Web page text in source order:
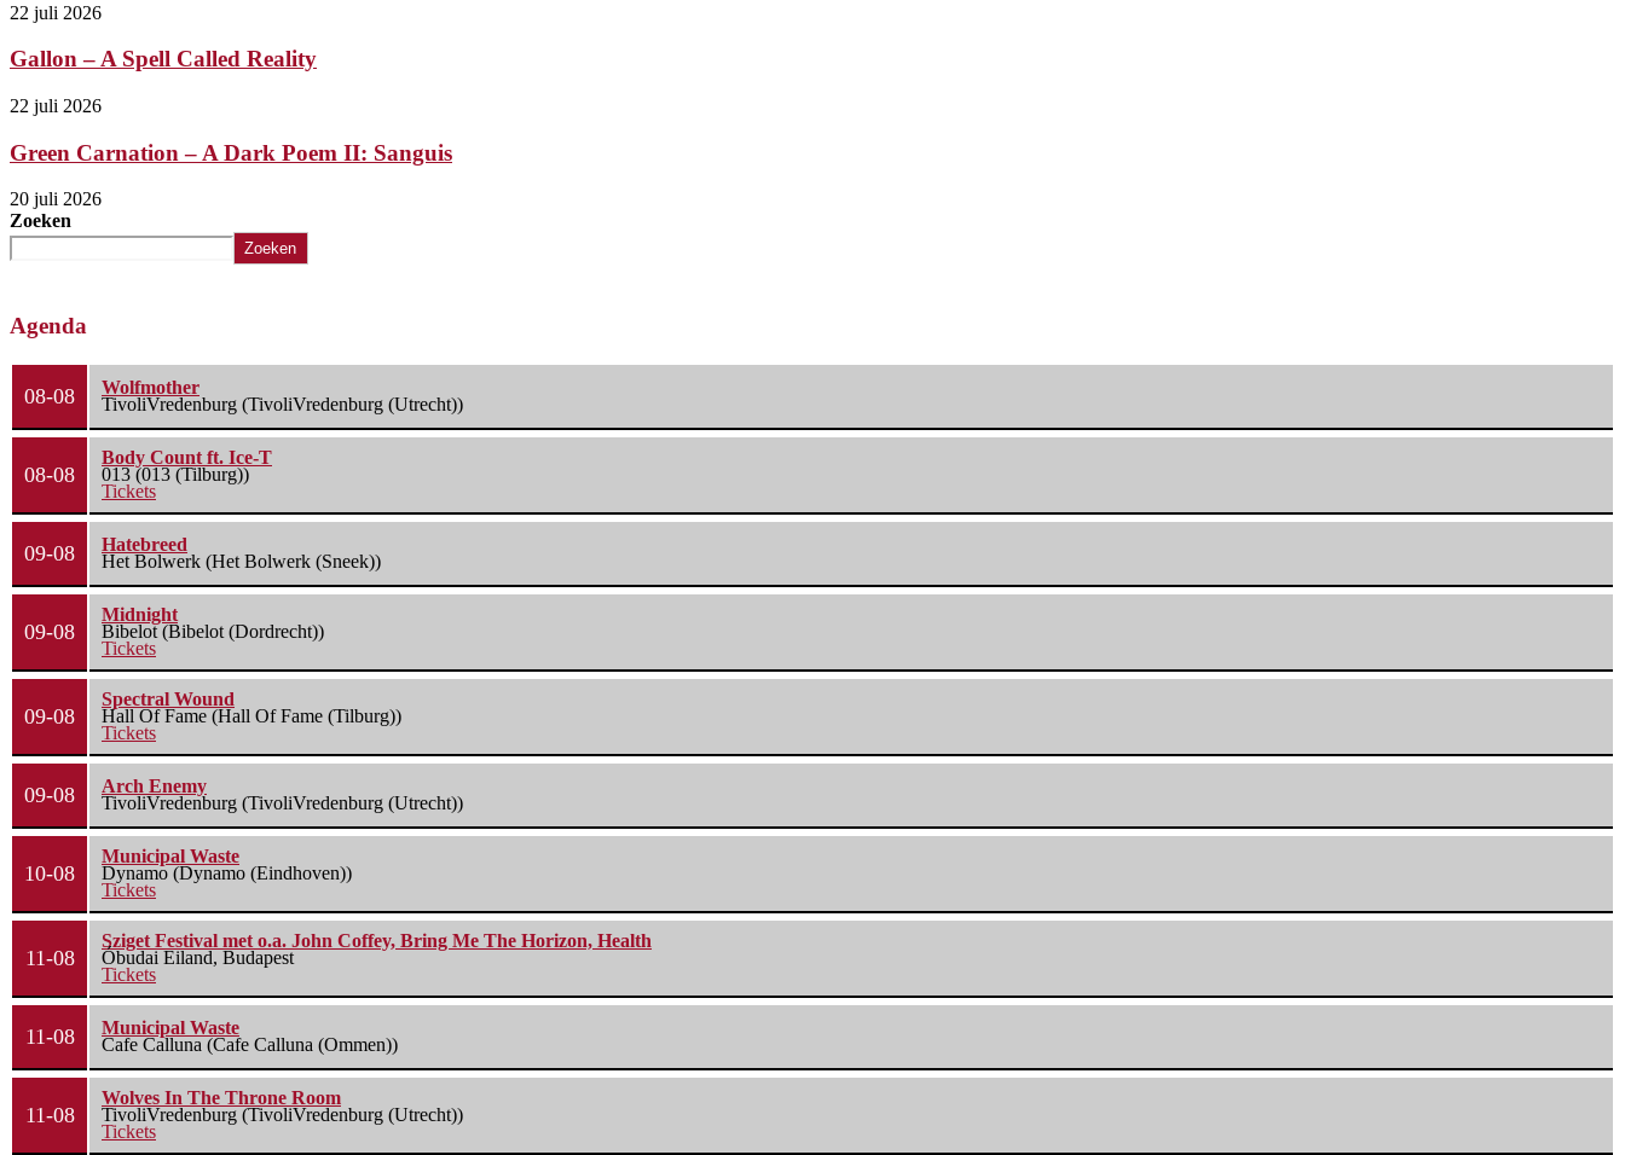
22 juli 2026
Gallon – A Spell Called Reality
22 juli 2026
Green Carnation – A Dark Poem II: Sanguis
20 juli 2026
Zoeken
Zoeken
Agenda
08-08
Wolfmother
TivoliVredenburg (TivoliVredenburg (Utrecht))
08-08
Body Count ft. Ice-T
013 (013 (Tilburg))
Tickets
09-08
Hatebreed
Het Bolwerk (Het Bolwerk (Sneek))
09-08
Midnight
Bibelot (Bibelot (Dordrecht))
Tickets
09-08
Spectral Wound
Hall Of Fame (Hall Of Fame (Tilburg))
Tickets
09-08
Arch Enemy
TivoliVredenburg (TivoliVredenburg (Utrecht))
10-08
Municipal Waste
Dynamo (Dynamo (Eindhoven))
Tickets
11-08
Sziget Festival met o.a. John Coffey, Bring Me The Horizon, Health
Óbudai Eiland, Budapest
Tickets
11-08
Municipal Waste
Cafe Calluna (Cafe Calluna (Ommen))
11-08
Wolves In The Throne Room
TivoliVredenburg (TivoliVredenburg (Utrecht))
Tickets